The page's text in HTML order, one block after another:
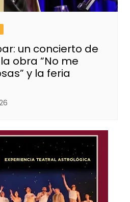
un concierto de
obra “No me
y la feria